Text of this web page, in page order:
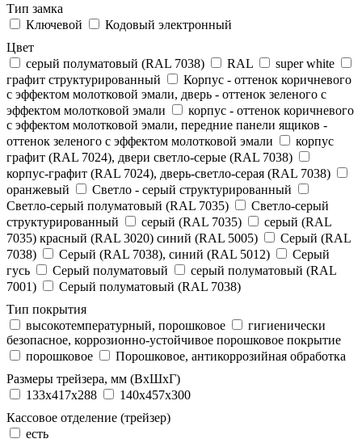
Тип замка
Ключевой
Кодовый электронный
Цвет
cерый полуматовый (RAL 7038)
RAL
super white
графит структурированный
Корпус - оттенок коричневого
с эффектом молотковой эмали, дверь - оттенок зеленого с
эффектом молотковой эмали
корпус - оттенок коричневого
с эффектом молотковой эмали, передние панели ящиков -
оттенок зеленого с эффектом молотковой эмали
корпус
графит (RAL 7024), двери светло-серые (RAL 7038)
корпус-графит (RAL 7024), дверь-светло-серая (RAL 7038)
оранжевый
Светло - серый структурированный
Светло-серый полуматовый (RAL 7035)
Светло-серый
структурированный
серый (RAL 7035)
серый (RAL
7035) красный (RAL 3020) синий (RAL 5005)
Серый (RAL
7038)
Серый (RAL 7038), синий (RAL 5012)
Серый
гусь
Серый полуматовый
серый полуматовый (RAL
7001)
Серый полуматовый (RAL 7038)
Тип покрытия
высокотемпературный, порошковое
гигиенически
безопасное, коррозионно-устойчивое порошковое покрытие
порошковое
Порошковое, антикоррозийная обработка
Размеры трейзера, мм (ВхШхГ)
133x417x288
140x457x300
Кассовое отделение (трейзер)
есть